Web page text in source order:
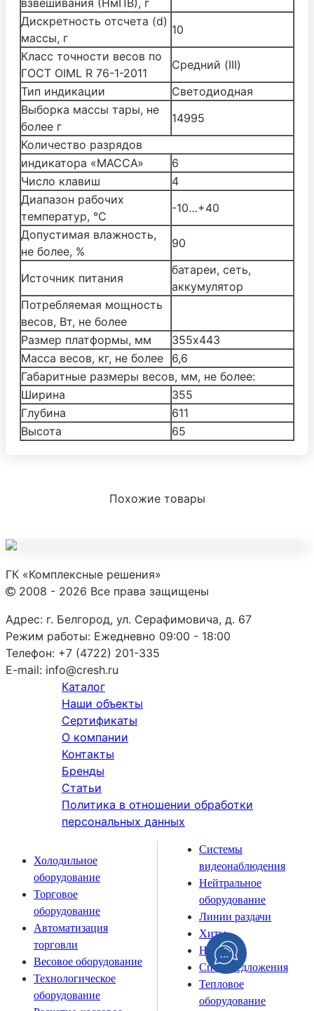
Дискретность отсчета (d)
массы, г
10
Класс точности весов по
ГОСТ OIML R 76-1-2011
Средний (III)
Тип индикации
Светодиодная
Выборка массы тары, не
более г
14995
Количество разрядов
индикатора «МАССА»
6
Число клавиш
4
Диапазон рабочих
температур, °С
-10…+40
Допустимая влажность,
не более, %
90
Источник питания
батареи, сеть,
аккумулятор
Потребляемая мощность
весов, Вт, не более
Размер платформы, мм
355х443
Масса весов, кг, не более
6,6
Габаритные размеры весов, мм, не более:
Ширина
355
Глубина
611
Высота
65
Похожие товары
ГК «Комплексные решения»
2008 - 2026 Все права защищены
Адрес: г. Белгород, ул. Серафимовича, д. 67
Режим работы: Ежедневно 09:00 - 18:00
Телефон: +7 (4722) 201-335
E-mail: info@cresh.ru
Каталог
Наши объекты
Сертификаты
О компании
Контакты
Бренды
Статьи
Политика в отношении обработки
персональных данных
Холодильное
оборудование
Торговое
оборудование
Автоматизация
торговли
Весовое оборудование
Технологическое
оборудование
Системы
видеонаблюдения
Нейтральное
оборудование
Линии раздачи
Хиты
Новинки
Спецпредложения
Тепловое
оборудование